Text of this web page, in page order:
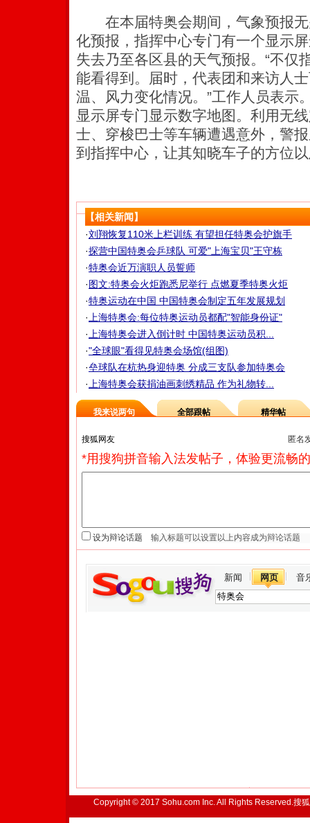
在本届特奥会期间，气象预报无
化预报，指挥中心专门有一个显示
失去乃至各区县的天气预报。“不仅
能看得到。届时，代表团和来访人
温、风力变化情况。”工作人员表示
显示屏专门显示数字地图。利用无
士、穿梭巴士等车辆遭遇意外，警
到指挥中心，让其知晓车子的方位
【相关新闻】
·刘翔恢复110米上栏训练 有望担任特奥会护旗手
·探营中国特奥会乒球队 可爱"上海宝贝"王守栋
·特奥会近万演职人员誓师
·图文:特奥会火炬跑悉尼举行 点燃夏季特奥火炬
·特奥运动在中国 中国特奥会制定五年发展规划
· 上海特奥会:每位特奥运动员都配"智能身份证"
· 上海特奥会进入倒计时 中国特奥运动员积...
·"全球眼"看得见特奥会场馆(组图)
·垒球队在杭热身迎特奥 分成三支队参加特奥会
· 上海特奥会获捐油画刺绣精品 作为礼物转...
我来说两句 全部跟帖 精华帖
匿名
*用搜狗拼音输入法发帖子，体验更流畅
设为辩论话题
新闻 网页 音
Copyright © 2017 Sohu.com Inc. All Rights Reserved.搜